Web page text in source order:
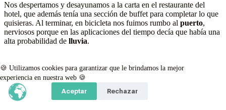
🍪 Utilizamos cookies para garantizar que le brindamos la mejor
experiencia en nuestra web 🍪
Aceptar
Rechazar
Nos despertamos y desayunamos a la carta en el restaurante del
hotel, que además tenía una sección de buffet para completar lo que
quisieras. Al terminar, en bicicleta nos fuimos rumbo al puerto,
nerviosos porque en las aplicaciones del tiempo decía que había una
alta probabilidad de lluvia.
para hacersnorkel , ver corales y conocer las famosasesculturas
que están bajo el mar. La excursión prometía y, de momento, el
tiempo acompañaba. Aparcamos las bicicletas y nos acercamos a
informar de que habíamos llegado a la actividad. Nos dijeron que
teníamos que esperar a que llegaran los demás compañeros de la